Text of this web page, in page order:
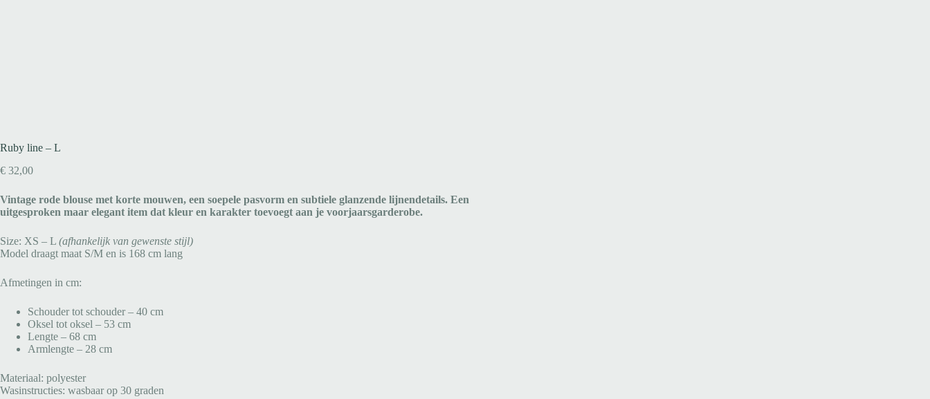
Ruby line – L
€ 32,00
Vintage rode blouse met korte mouwen, een soepele pasvorm en subtiele glanzende lijnendetails. Een
uitgesproken maar elegant item dat kleur en karakter toevoegt aan je voorjaarsgarderobe.
Size: XS – L (afhankelijk van gewenste stijl)
Model draagt maat S/M en is 168 cm lang
Afmetingen in cm:
Schouder tot schouder – 40 cm
Oksel tot oksel – 53 cm
Lengte – 68 cm
Armlengte – 28 cm
Materiaal: polyester
Wasinstructies: wasbaar op 30 graden